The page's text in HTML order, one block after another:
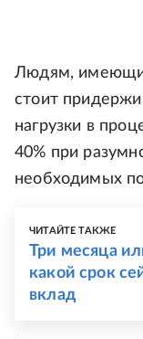
Людям,
стоит
нагрузки в
40% при
необходимых
ЧИТАЙТЕ ТАКЖЕ
Три месяца
какой срок
вклад